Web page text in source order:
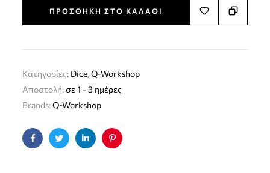
ΠΡΟΣΘΉΚΗ ΣΤΟ ΚΑΛΆΘΙ
Κατηγορίες: Dice,Q-Workshop
Αποστολή:σε 1 - 3 ημέρες
Brands:Q-Workshop
FacebookTwitterLinkedinPinterest